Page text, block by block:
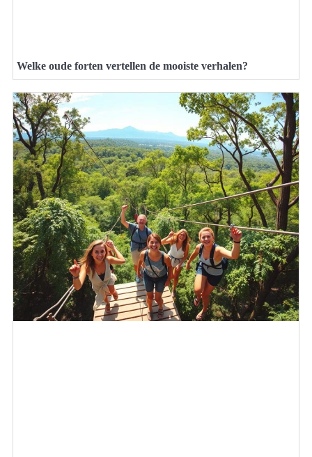
Welke oude forten vertellen de mooiste verhalen?